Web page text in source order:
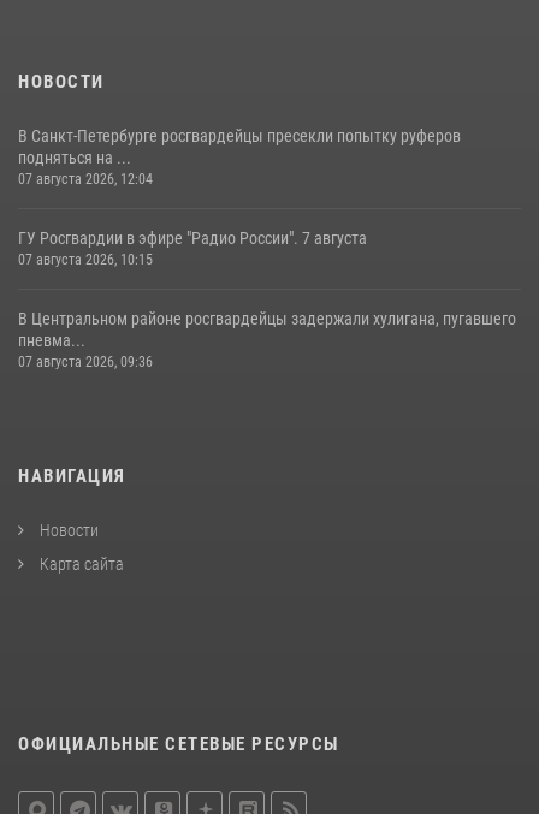
НОВОСТИ
В Санкт-Петербурге росгвардейцы пресекли попытку руферов
подняться на ...
07 августа 2026, 12:04
ГУ Росгвардии в эфире "Радио России". 7 августа
07 августа 2026, 10:15
В Центральном районе росгвардейцы задержали хулигана, пугавшего
пневма...
07 августа 2026, 09:36
НАВИГАЦИЯ
Новости
Карта сайта
ОФИЦИАЛЬНЫЕ СЕТЕВЫЕ РЕСУРСЫ